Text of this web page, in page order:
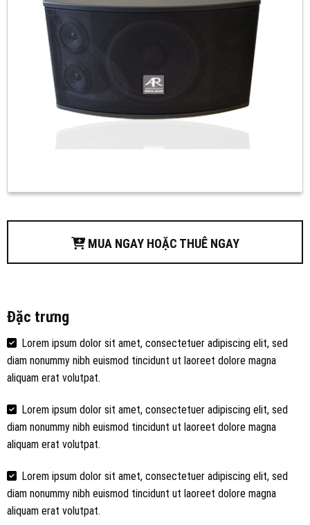
MUA NGAY HOẶC THUÊ NGAY
Đặc trưng
Lorem ipsum dolor sit amet, consectetuer adipiscing elit, sed
diam nonummy nibh euismod tincidunt ut laoreet dolore magna
aliquam erat volutpat.
Lorem ipsum dolor sit amet, consectetuer adipiscing elit, sed
diam nonummy nibh euismod tincidunt ut laoreet dolore magna
aliquam erat volutpat.
Lorem ipsum dolor sit amet, consectetuer adipiscing elit, sed
diam nonummy nibh euismod tincidunt ut laoreet dolore magna
aliquam erat volutpat.